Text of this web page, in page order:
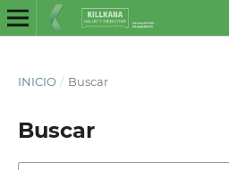
INICIO / Buscar
Buscar